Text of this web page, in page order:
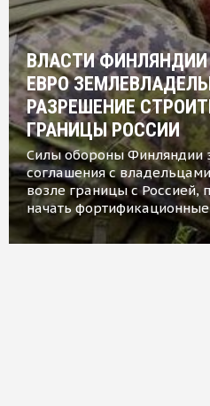
ВЛАСТИ ФИНЛЯНДИИ
ЕВРО
РАЗРЕШЕНИЕ
ГРАНИЦЫ РОССИИ
Силы обороны Финляндии
соглашения с
возле границы с
начать